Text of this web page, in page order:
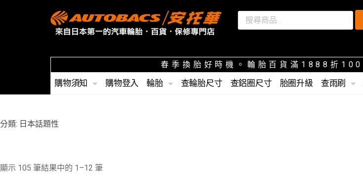
春季換胎好時機。輪胎百貨滿1888折100
購物須知
購物登入 輪胎 查輪胎尺寸 查鋁圈尺寸 胎圈升級 查雨刷
分類: 日本話題性
顯示 105 筆結果中的 1–12 筆